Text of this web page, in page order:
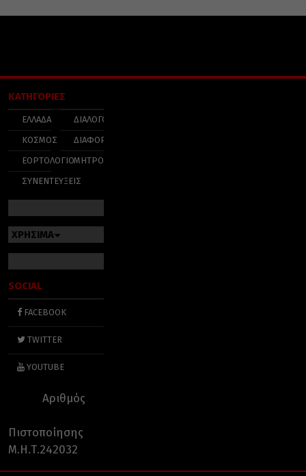
ΚΑΤΗΓΟΡΙΕΣ
ΕΛΛΑΔΑ
ΚΟΣΜΟΣ
ΕΟΡΤΟΛΟΓΙΟ
ΣΥΝΕΝΤΕΥΞΕΙΣ
ΔΙΑΛΟΓΟΣ
ΔΙΑΦΟΡΑ
ΜΗΤΡΟΠΟΛΕΙΣ
ΧΡΗΣΙΜΑ
SOCIAL
FACEBOOK
TWITTER
YOUTUBE
Αριθμός
Πιστοποίησης
Μ.Η.Τ.242032